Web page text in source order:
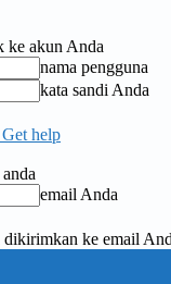
ke akun Anda
nama pengguna
kata sandi Anda
help
email Anda
dikirimkan ke email